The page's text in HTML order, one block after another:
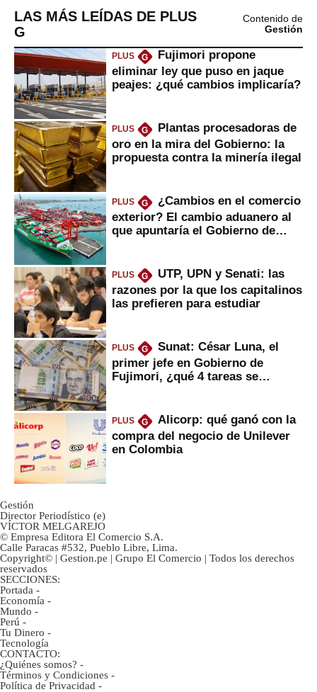
LAS MÁS LEÍDAS DE PLUS
G
Contenido de
Gestión
PLUS G
Fujimori propone
eliminar ley que puso en jaque
peajes: ¿qué cambios implicaría?
PLUS G
Plantas procesadoras de
oro en la mira del Gobierno: la
propuesta contra la minería ilegal
PLUS G
¿Cambios en el comercio
exterior? El cambio aduanero al
que apuntaría el Gobierno de
PLUS G
UTP, UPN y Senati: las
razones por la que los capitalinos
las prefieren para estudiar
PLUS G
Sunat: César Luna, el
primer jefe en Gobierno de
Fujimori, ¿qué 4 tareas se
PLUS G
Alicorp: qué ganó con la
compra del negocio de Unilever
en Colombia
Gestión
Director Periodístico (e)
VÍCTOR MELGAREJO
© Empresa Editora El Comercio S.A.
Calle Paracas #532, Pueblo Libre, Lima.
Copyright© | Gestion.pe | Grupo El Comercio | Todos los derechos
reservados
SECCIONES:
Portada -
Economía -
Mundo -
Perú -
Tu Dinero -
Tecnología
CONTACTO:
¿Quiénes somos? -
Términos y Condiciones -
Política de Privacidad -